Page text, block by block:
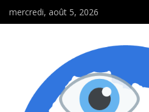
mercredi, août 5, 2026